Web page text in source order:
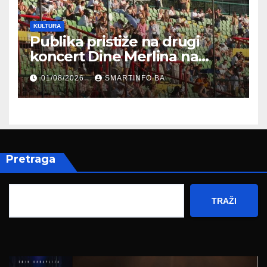
KULTURA
Publika pristiže na drugi
koncert Dine Merlina na
Koševu
01/08/2026 SMARTINFO.BA
Pretraga
TRAŽI